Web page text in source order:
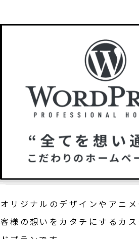
オリジナルのデザインやアニ
客様の想いをカタチにするカ